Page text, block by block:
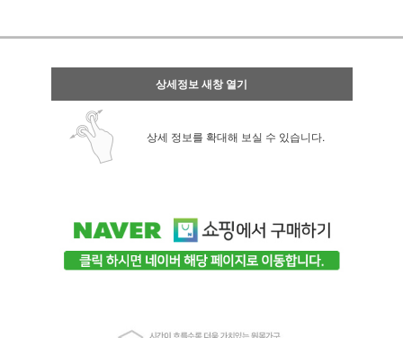
상세정보 새창 열기
상세 정보를 확대해 보실 수 있습니다.